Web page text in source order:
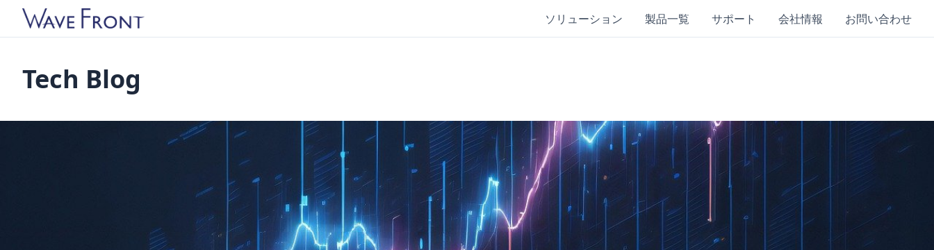
ソリューション 製品一覧 サポート 会社情報 お問い合わせ
Tech Blog